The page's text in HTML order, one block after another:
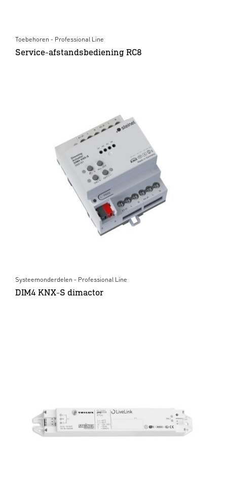
Toebehoren - Professional Line
Service-afstandsbediening RC8
Systeemonderdelen - Professional Line
DIM4 KNX-S dimactor